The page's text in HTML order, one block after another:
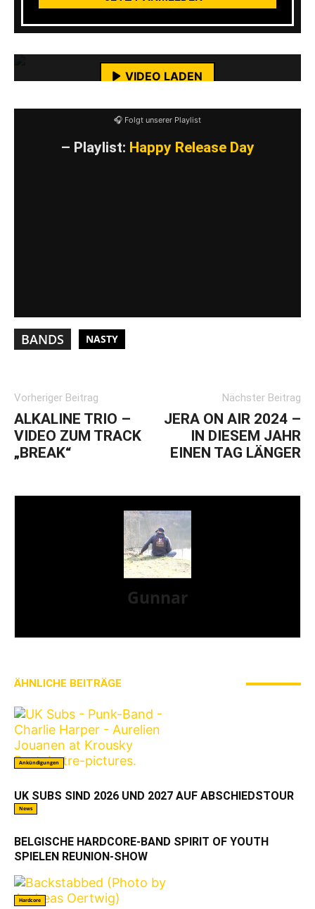
Datenschutzerklärung von YouTube.
VIDEO LADEN
YouTube-Inhalte immer entsperren
🎧 Folgt unserer Playlist
– Playlist: Happy Release Day
BANDS NASTY
Vorheriger Beitrag
ALKALINE TRIO –
VIDEO ZUM TRACK
„BREAK“
Nächster Beitrag
JERA ON AIR 2024 –
IN DIESEM JAHR
EINEN TAG LÄNGER
Gunnar
ÄHNLICHE BEITRÄGE
Ankündigungen
UK SUBS SIND 2026 UND 2027 AUF ABSCHIEDSTOUR
News
BELGISCHE HARDCORE-BAND SPIRIT OF YOUTH
SPIELEN REUNION-SHOW
Hardcore